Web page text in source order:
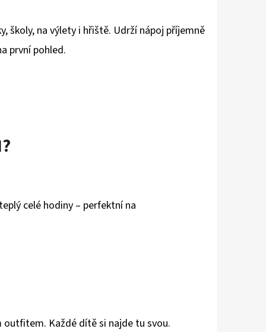
školy, na výlety i hřiště. Udrží nápoj příjemně
první pohled.
celé hodiny – perfektní na
Každé dítě si najde tu svou.